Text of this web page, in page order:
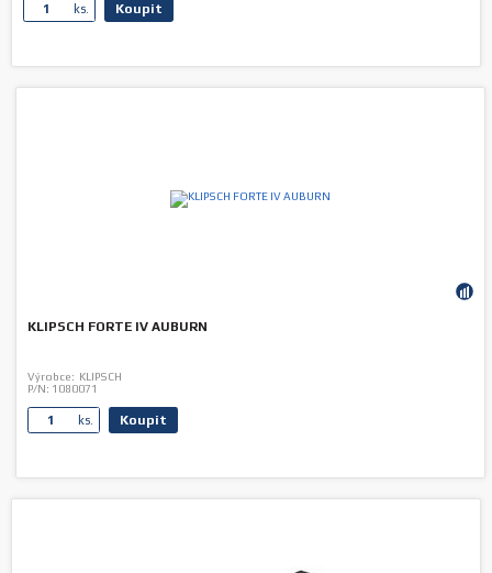
ks. Koupit
KLIPSCH FORTE IV AUBURN
Výrobce: KLIPSCH
P/N: 1080071
ks. Koupit